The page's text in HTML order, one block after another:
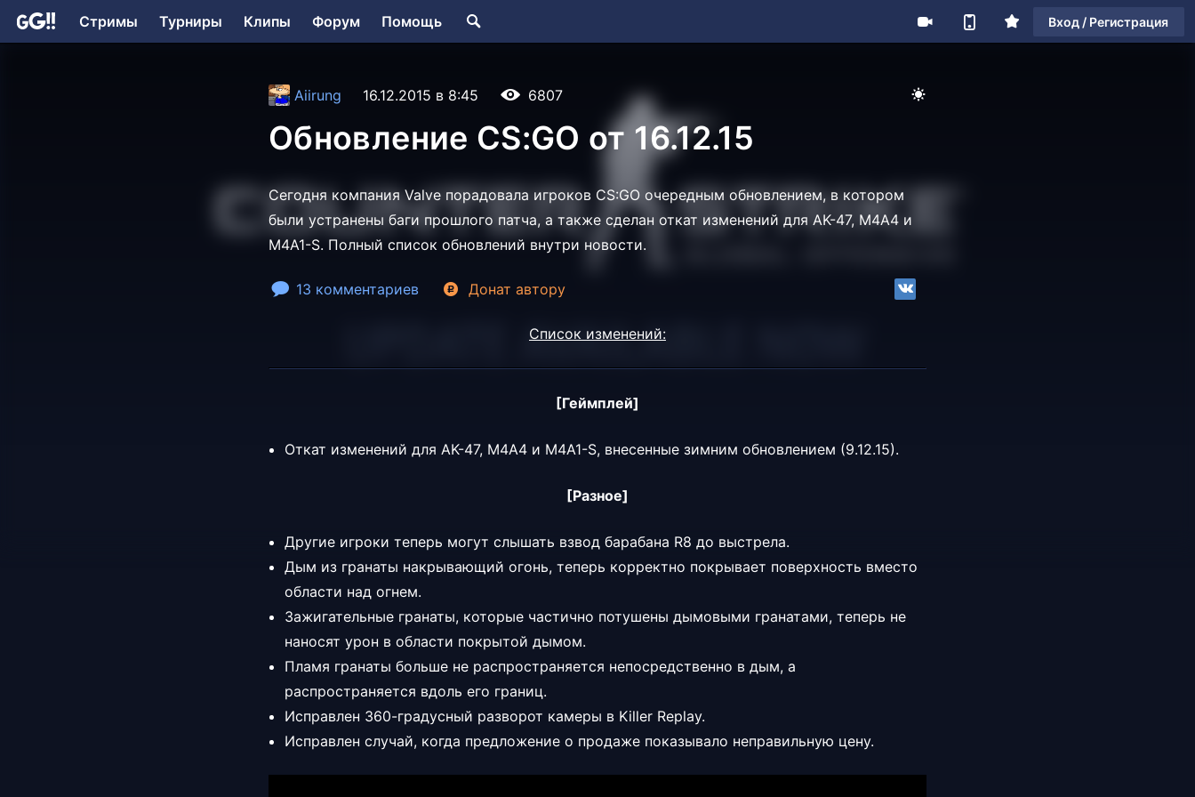
Стримы Турниры Клипы Форум Помощь Вход / Регистрация
Aiirung 16.12.2015 в 8:45 6807
Обновление CS:GO от 16.12.15
Сегодня компания Valve порадовала игроков CS:GO очередным обновлением, в котором
были устранены баги прошлого патча, а также сделан откат изменений для AK-47, M4A4 и
M4A1-S. Полный список обновлений внутри новости.
13 комментариев Донат автору
Список изменений:
[Геймплей]
Откат изменений для AK-47, M4A4 и M4A1-S, внесенные зимним обновлением (9.12.15).
[Разное]
Другие игроки теперь могут слышать взвод барабана R8 до выстрела.
Дым из гранаты накрывающий огонь, теперь корректно покрывает поверхность вместо
области над огнем.
Зажигательные гранаты, которые частично потушены дымовыми гранатами, теперь не
наносят урон в области покрытой дымом.
Пламя гранаты больше не распространяется непосредственно в дым, а
распространяется вдоль его границ.
Исправлен 360-градусный разворот камеры в Killer Replay.
Исправлен случай, когда предложение о продаже показывало неправильную цену.